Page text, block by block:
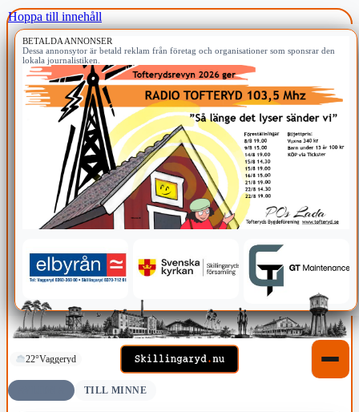
Hoppa till innehåll
BETALDA ANNONSER
Dessa annonsytor är betald reklam från företag och organisationer som sponsrar den
lokala journalistiken.
22°Vaggeryd
TILL MINNE